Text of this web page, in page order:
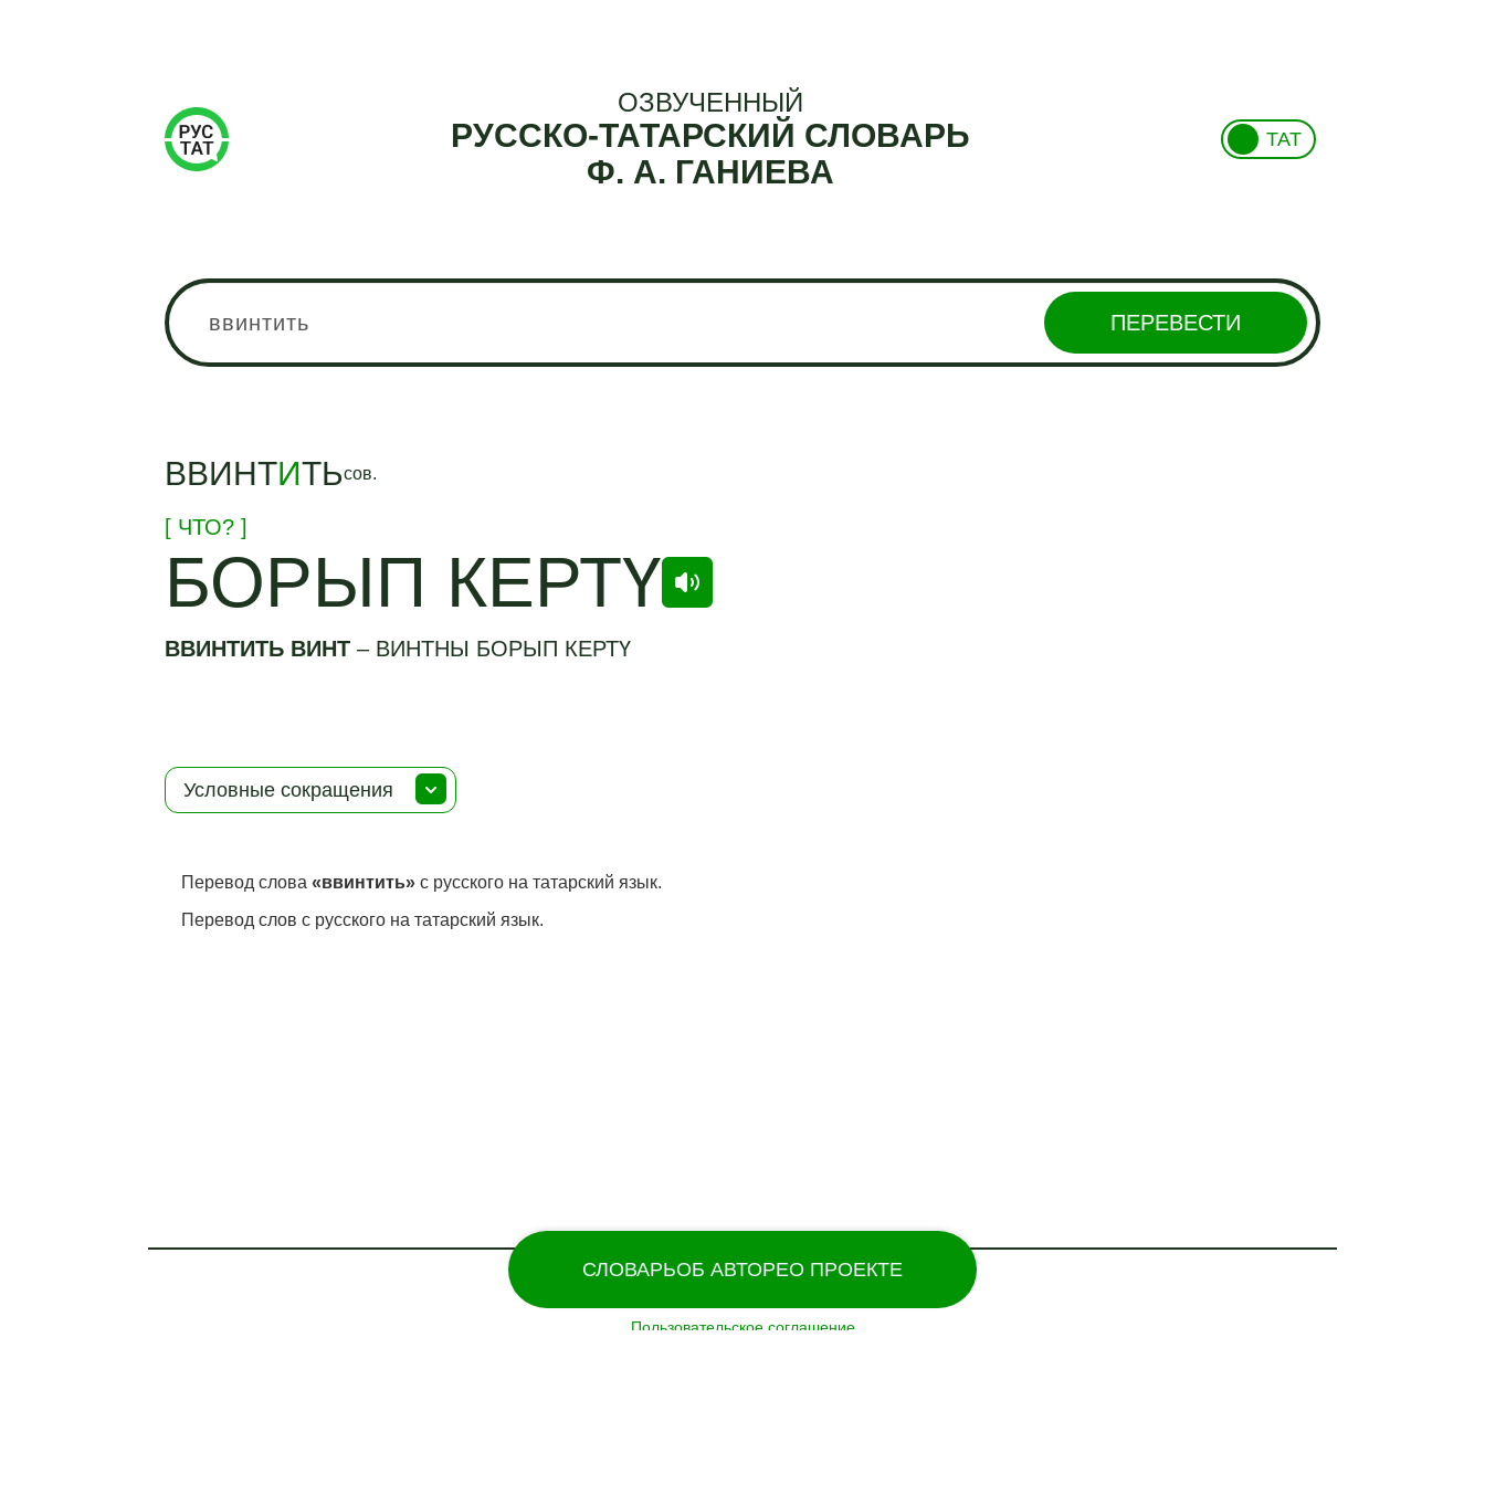
СЛОВАРЬОБ АВТОРЕО ПРОЕКТЕ
ОЗВУЧЕННЫЙ
РУССКО-ТАТАРСКИЙ СЛОВАРЬ
Ф. А. ГАНИЕВА
ТАТ
ПЕРЕВЕСТИ
ВВИНТИТЬсов.
[ ЧТО? ]
БОРЫП КЕРТҮ
ВВИНТИТЬ ВИНТ– ВИНТНЫ БОРЫП КЕРТҮ
Условные сокращения
Перевод слова«ввинтить» с русского на татарский язык.
Перевод слов с русского на татарский язык.
Пользовательское соглашение